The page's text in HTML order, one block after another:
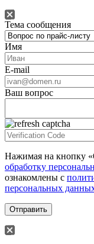
Тема сообщения
Имя
E-mail
Ваш вопрос
Нажимая на кнопку
обработку
ознакомлены с
персональных